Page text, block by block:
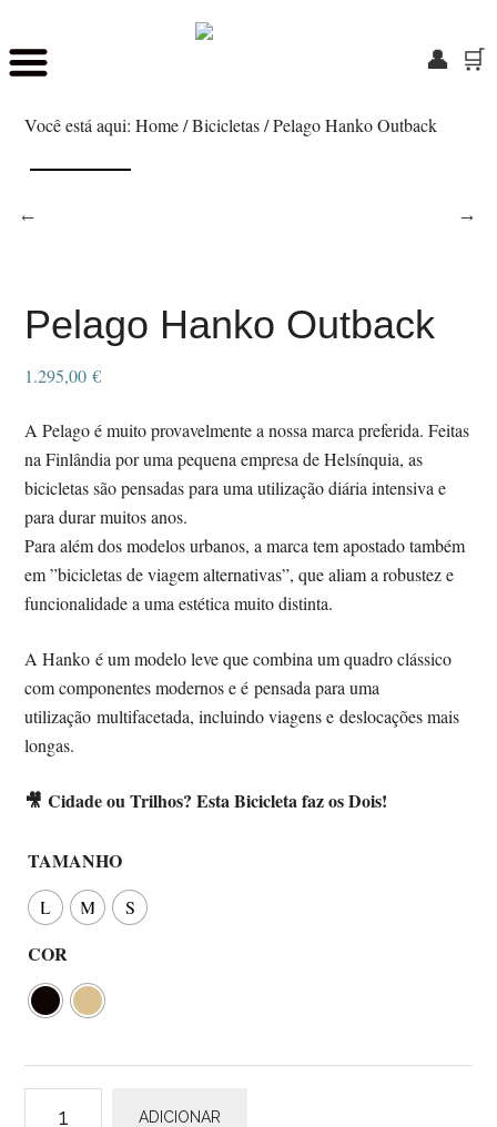
Skip
main
content
Saltar
rodapé
Você está aqui:Home /Bicicletas /Pelago Hanko Outback
Pelago Hanko Outback
1.295,00€
A Pelago é muito provavelmente a nossa marca preferida. Feitas
na Finlândia por uma pequena empresa de Helsínquia, as
bicicletas são pensadas para uma utilização diária intensiva e
para durar muitos anos.
Para além dos modelos urbanos, a marca tem apostado também
em ”bicicletas de viagem alternativas”, que aliam a robustez e
funcionalidade a uma estética muito distinta.
A Hanko é um modelo leve que combina um quadro clássico
com componentes modernos e é pensada para uma
utilização multifacetada, incluindo viagens e deslocações mais
longas.
🎥Cidade ou Trilhos? Esta Bicicleta faz os Dois!
TAMANHO
L M S
COR
ADICIONAR
👤 🛒